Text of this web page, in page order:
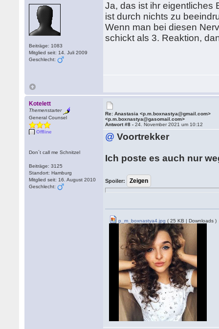
Beiträge: 1083
Mitglied seit: 14. Juli 2009
Geschlecht:
Ja, das ist ihr eigentliches
ist durch nichts zu
Wenn man bei diesen
schickt als 3. Reaktion,
Kotelett
Themenstarter
General Counsel
Offline
Don´t call me Schnitzel
Beiträge: 3125
Standort: Hamburg
Mitglied seit: 16. August 2010
Geschlecht:
Re: Anastasia <p.m.boxnastya@gmail.com>
<p.m.boxnastya@gasomail.com>
Antwort #8 -24. November 2021 um 10:12
@ Voortrekker
Ich poste es auch nur
Spoiler:
p_m_boxnastya4.jpg ( 25 KB | Downloads )